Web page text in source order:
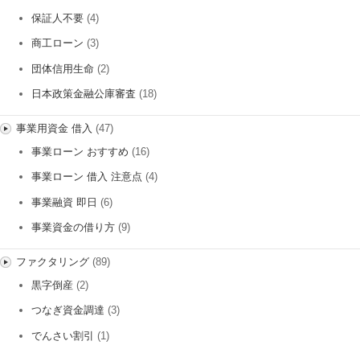
保証人不要 (4)
商工ローン (3)
団体信用生命 (2)
日本政策金融公庫審査 (18)
事業用資金 借入 (47)
事業ローン おすすめ (16)
事業ローン 借入 注意点 (4)
事業融資 即日 (6)
事業資金の借り方 (9)
ファクタリング(89)
黒字倒産 (2)
つなぎ資金調達 (3)
でんさい割引 (1)